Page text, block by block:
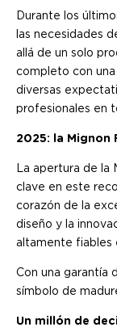
Durante los
las necesidades
allá de un solo
completo con
diversas
profesionales en
2025: la
La apertura de la
clave en este
corazón de la
diseño y la
altamente fiables
Con una garantía
símbolo de
Un millón de